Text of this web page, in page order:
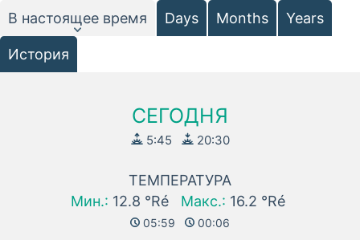
В настоящее время Days Months Years
История
СЕГОДНЯ
5:45 20:30
ТЕМПЕРАТУРА
Мин.: 12.8 °Ré Макс.: 16.2 °Ré
05:59 00:06